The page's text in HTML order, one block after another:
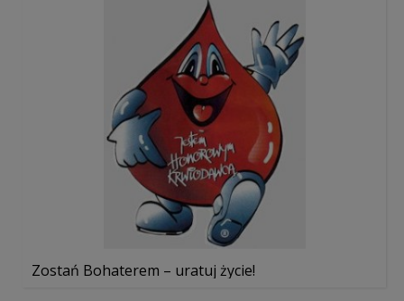
Zostań Bohaterem – uratuj życie!